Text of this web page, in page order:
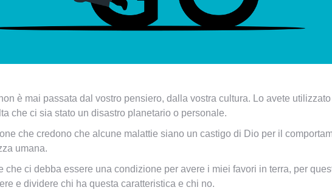
è mai passata dal vostro pensiero, dalla vostra cultura. Lo avete
che ci sia stato un disastro planetario o personale.
che credono che alcune malattie siano un castigo di Dio per il
umana.
che ci debba essere una condizione per avere i miei favori in terra, per
e dividere chi ha questa caratteristica e chi no.